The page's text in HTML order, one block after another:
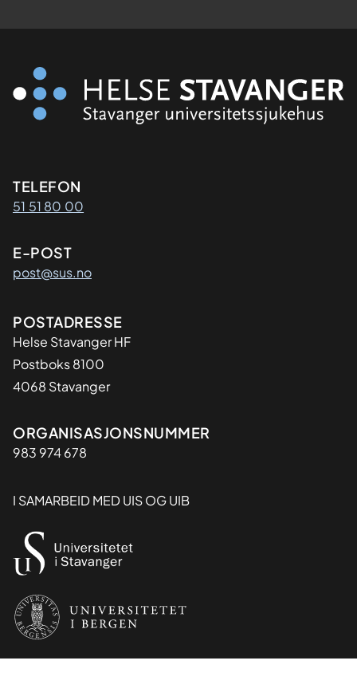
Kontaktinformasjon
TELEFON
51 51 80 00
E-POST
post@sus.no
Adresse
POSTADRESSE
Helse Stavanger HF
Postboks 8100
4068 Stavanger
Organisasjon
ORGANISASJONSNUMMER
983 974 678
I SAMARBEID MED UIS OG UIB